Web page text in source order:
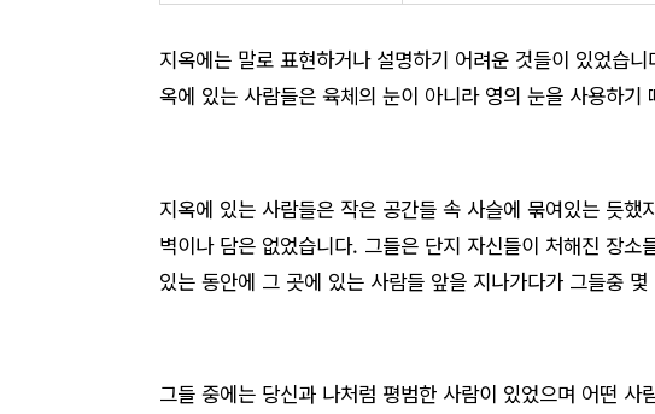
지옥에는 말로 표현하거나 설명하기 어려운 것들이 있었습
옥에 있는 사람들은 육체의 눈이 아니라 영의 눈을 사용하
지옥에 있는 사람들은 작은 공간들 속 사슬에 묶여있는 듯
벽이나 담은 없었습니다. 그들은 단지 자신들이 처해진 장
있는 동안에 그 곳에 있는 사람들 앞을 지나가다가 그들중
그들 중에는 당신과 나처럼 평범한 사람이 있었으며 어떤